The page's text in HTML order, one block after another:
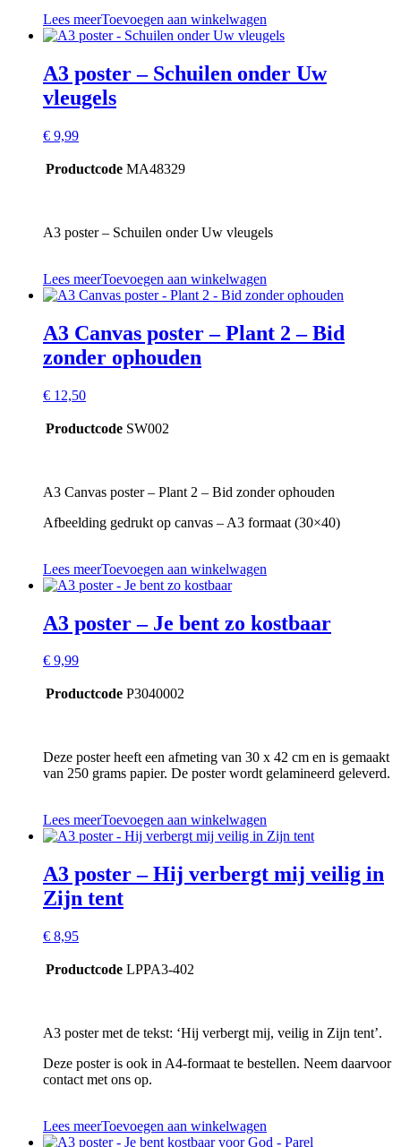
Lees meerToevoegen aan winkelwagen
A3 poster – Schuilen onder Uw
vleugels
€ 9,99
Productcode MA48329
A3 poster – Schuilen onder Uw vleugels
Lees meerToevoegen aan winkelwagen
A3 Canvas poster – Plant 2 – Bid
zonder ophouden
€ 12,50
Productcode SW002
A3 Canvas poster – Plant 2 – Bid zonder ophouden
Afbeelding gedrukt op canvas – A3 formaat (30×40)
Lees meerToevoegen aan winkelwagen
A3 poster – Je bent zo kostbaar
€ 9,99
Productcode P3040002
Deze poster heeft een afmeting van 30 x 42 cm en is gemaakt
van 250 grams papier. De poster wordt gelamineerd geleverd.
Lees meerToevoegen aan winkelwagen
A3 poster – Hij verbergt mij veilig in
Zijn tent
€ 8,95
Productcode LPPA3-402
A3 poster met de tekst: ‘Hij verbergt mij, veilig in Zijn tent’.
Deze poster is ook in A4-formaat te bestellen. Neem daarvoor
contact met ons op.
Lees meerToevoegen aan winkelwagen